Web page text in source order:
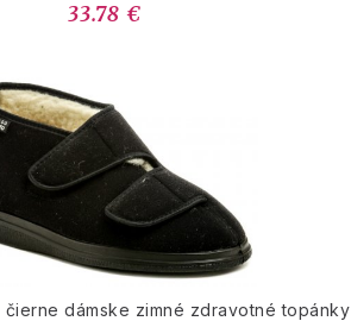
33.78 €
čierne dámske zimné zdravotné topánky